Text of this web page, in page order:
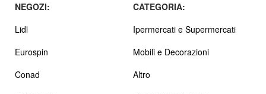
NEGOZI:
Lidl
Eurospin
Conad
CATEGORIA:
Ipermercati e Supermercati
Mobili e Decorazioni
Altro